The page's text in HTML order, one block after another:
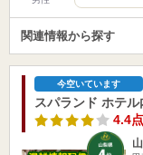
関連情報から探す
今空いています
スパランド ホテル
4.4点